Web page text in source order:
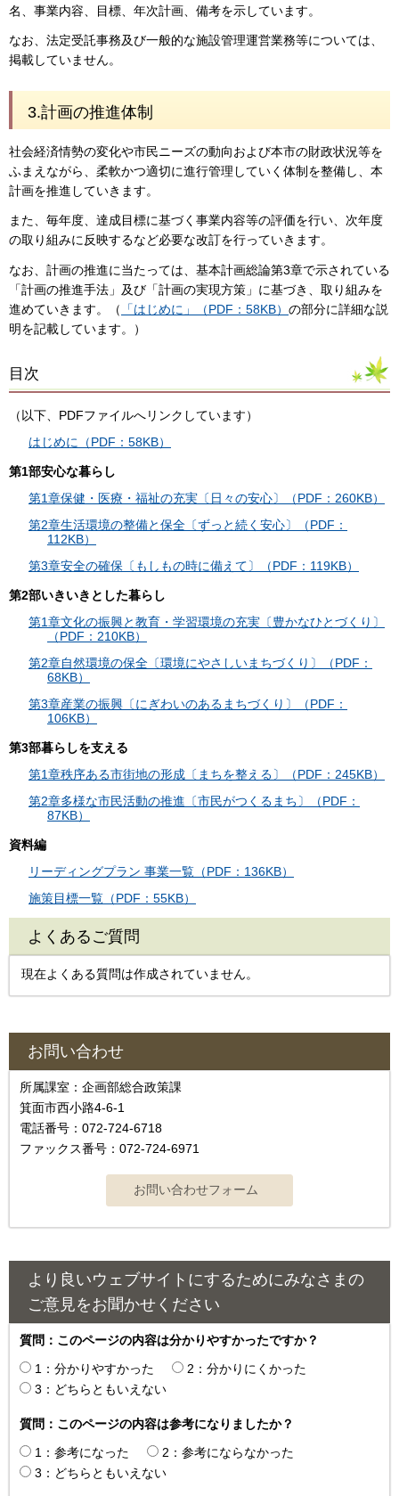
名、事業内容、目標、年次計画、備考を示しています。
なお、法定受託事務及び一般的な施設管理運営業務等については、
掲載していません。
3.計画の推進体制
社会経済情勢の変化や市民ニーズの動向および本市の財政状況等を
ふまえながら、柔軟かつ適切に進行管理していく体制を整備し、本
計画を推進していきます。
また、毎年度、達成目標に基づく事業内容等の評価を行い、次年度
の取り組みに反映するなど必要な改訂を行っていきます。
なお、計画の推進に当たっては、基本計画総論第3章で示されている
「計画の推進手法」及び「計画の実現方策」に基づき、取り組みを
進めていきます。（
「はじめに」（PDF：58KB） の部分に詳細な説
明を記載しています。）
目次
（以下、PDFファイルへリンクしています）
はじめに（PDF：58KB）
第1部安心な暮らし
第1章保健・医療・福祉の充実〔日々の安心〕（PDF：260KB）
第2章生活環境の整備と保全〔ずっと続く安心〕（PDF：
112KB）
第3章安全の確保〔もしもの時に備えて〕（PDF：119KB）
第2部いきいきとした暮らし
第1章文化の振興と教育・学習環境の充実〔豊かなひとづくり〕
（PDF：210KB）
第2章自然環境の保全〔環境にやさしいまちづくり〕（PDF：
68KB）
第3章産業の振興〔にぎわいのあるまちづくり〕（PDF：
106KB）
第3部暮らしを支える
第1章秩序ある市街地の形成〔まちを整える〕（PDF：245KB）
第2章多様な市民活動の推進〔市民がつくるまち〕（PDF：
87KB）
資料編
リーディングプラン 事業一覧（PDF：136KB）
施策目標一覧（PDF：55KB）
よくあるご質問
現在よくある質問は作成されていません。
お問い合わせ
所属課室：企画部総合政策課
箕面市西小路4‐6‐1
電話番号：072-724-6718
ファックス番号：072-724-6971
より良いウェブサイトにするためにみなさまの
ご意見をお聞かせください
質問：このページの内容は分かりやすかったですか？
1：分かりやすかった
2：分かりにくかった
3：どちらともいえない
質問：このページの内容は参考になりましたか？
1：参考になった
2：参考にならなかった
3：どちらともいえない